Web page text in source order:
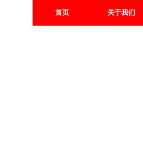
首页 关于我们